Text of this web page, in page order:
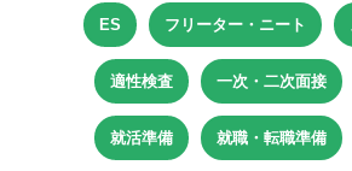
ES フリーター・ニート
適性検査 一次・二次面接
就活準備 就職・転職準備